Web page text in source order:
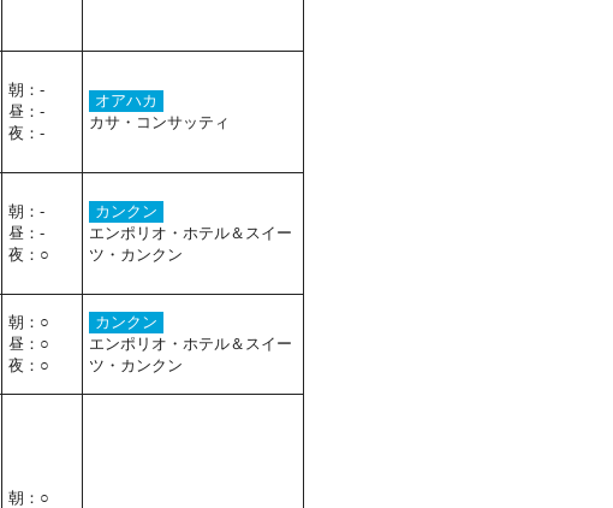
朝：-
昼：-
夜：-
オアハカ
カサ・コンサッティ
朝：-
昼：-
夜：○
カンクン
エンポリオ・ホテル＆スイー
ツ・カンクン
朝：○
昼：○
夜：○
カンクン
エンポリオ・ホテル＆スイー
ツ・カンクン
朝：○